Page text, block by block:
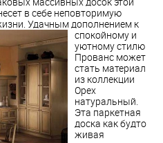
в себе неповторимую
Удачным дополнением к
спокойному и
уютному стилю
Прованс может
стать материал
из коллекции
Орех
натуральный.
Эта паркетная
доска как будто
живая